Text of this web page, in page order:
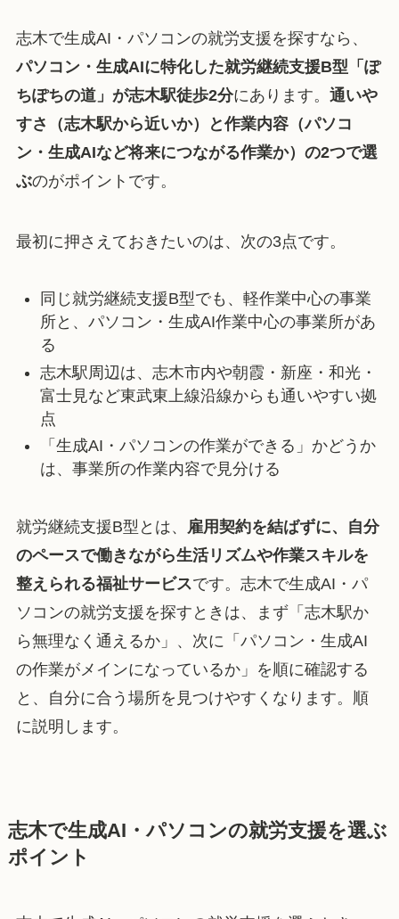
志木で生成AI・パソコンの就労支援を探すなら、
パソコン・生成AIに特化した就労継続支援B型「ぽ
ちぽちの道」が志木駅徒歩2分にあります。 通いや
すさ（志木駅から近いか）と作業内容（パソコ
ン・生成AIなど将来につながる作業か）の2つで選
ぶのがポイントです。
最初に押さえておきたいのは、次の3点です。
同じ就労継続支援B型でも、軽作業中心の事業
所と、パソコン・生成AI作業中心の事業所があ
る
志木駅周辺は、志木市内や朝霞・新座・和光・
富士見など東武東上線沿線からも通いやすい拠
点
「生成AI・パソコンの作業ができる」かどうか
は、事業所の作業内容で見分ける
就労継続支援B型とは、 雇用契約を結ばずに、自分
のペースで働きながら生活リズムや作業スキルを
整えられる福祉サービスです。志木で生成AI・パ
ソコンの就労支援を探すときは、まず「志木駅か
ら無理なく通えるか」、次に「パソコン・生成AI
の作業がメインになっているか」を順に確認する
と、自分に合う場所を見つけやすくなります。順
に説明します。
志木で生成AI・パソコンの就労支援を選ぶ
ポイント